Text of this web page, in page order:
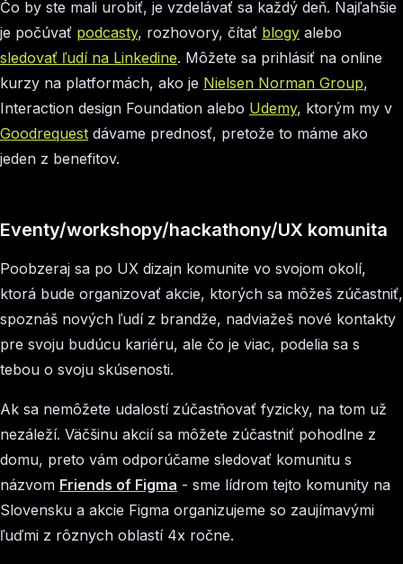
Čo by ste mali urobiť, je vzdelávať sa každý deň. Najľahšie
je počúvať podcasty, rozhovory, čítať blogy alebo
sledovať ľudí na Linkedine. Môžete sa prihlásiť na online
kurzy na platformách, ako je Nielsen Norman Group,
Interaction design Foundation alebo Udemy, ktorým my v
Goodrequest dávame prednosť, pretože to máme ako
jeden z benefitov.
Eventy/workshopy/hackathony/UX komunita
Poobzeraj sa po UX dizajn komunite vo svojom okolí,
ktorá bude organizovať akcie, ktorých sa môžeš zúčastniť,
spoznáš nových ľudí z brandže, nadviažeš nové kontakty
pre svoju budúcu kariéru, ale čo je viac, podelia sa s
tebou o svoju skúsenosti.
Ak sa nemôžete udalostí zúčastňovať fyzicky, na tom už
nezáleží. Väčšinu akcií sa môžete zúčastniť pohodlne z
domu, preto vám odporúčame sledovať komunitu s
názvom Friends of Figma - sme lídrom tejto komunity na
Slovensku a akcie Figma organizujeme so zaujímavými
ľuďmi z rôznych oblastí 4x ročne.